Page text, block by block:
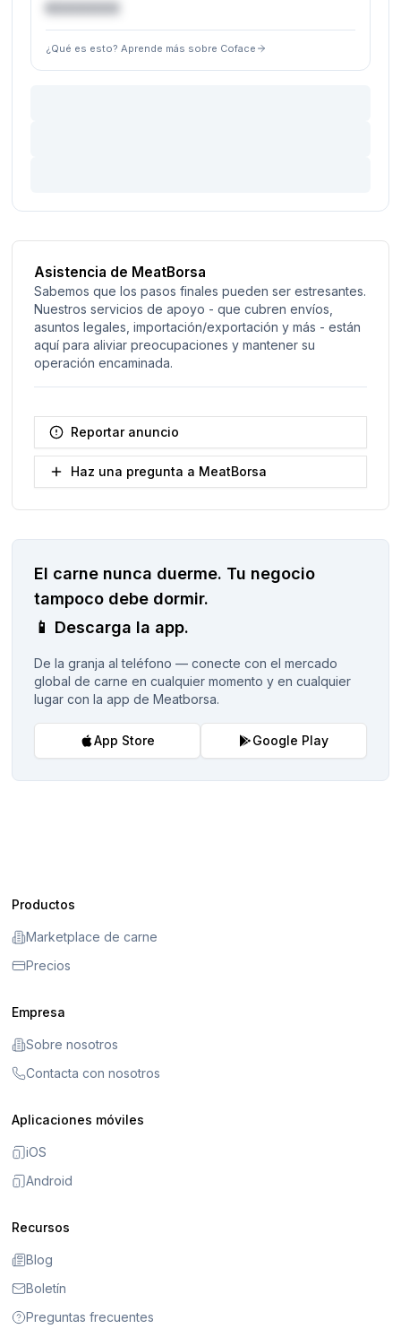
€XXXXXX
¿Qué es esto? Aprende más sobre Coface
Asistencia de MeatBorsa
Sabemos que los pasos finales pueden ser estresantes.
Nuestros servicios de apoyo - que cubren envíos,
asuntos legales, importación/exportación y más - están
aquí para aliviar preocupaciones y mantener su
operación encaminada.
Reportar anuncio
Haz una pregunta a MeatBorsa
El carne nunca duerme. Tu negocio
tampoco debe dormir.
📱 Descarga la app.
De la granja al teléfono — conecte con el mercado
global de carne en cualquier momento y en cualquier
lugar con la app de Meatborsa.
App Store Google Play
Productos
Marketplace de carne
Precios
Empresa
Sobre nosotros
Contacta con nosotros
Aplicaciones móviles
iOS
Android
Recursos
Blog
Boletín
Preguntas frecuentes